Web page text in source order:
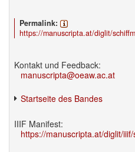
Permalink:
https://manuscripta.at/diglit/
Kontakt und Feedback:
manuscripta@oeaw.ac.at
Startseite des Bandes
IIIF Manifest:
https://manuscripta.at/diglit/